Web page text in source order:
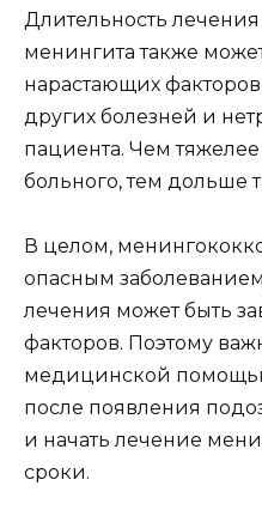
Длительность
менингита также
нарастающих
других болезней и
пациента. Чем
больного, тем дольше
В целом,
опасным
лечения может быть
факторов. Поэтому
медицинской
после появления
и начать лечение
сроки.